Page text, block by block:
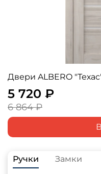
Двери
5 720 ₽
6 864 ₽
Ручки Замки